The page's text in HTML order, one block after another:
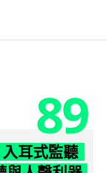
89
耳式監聽